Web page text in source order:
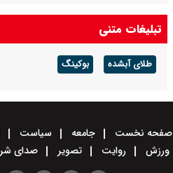
+ جدول
تبلیغات متنی
طلای آبشده بوکینگ
صفحه نخست جامعه سیاست
ورزش
روایت تصویر صدای